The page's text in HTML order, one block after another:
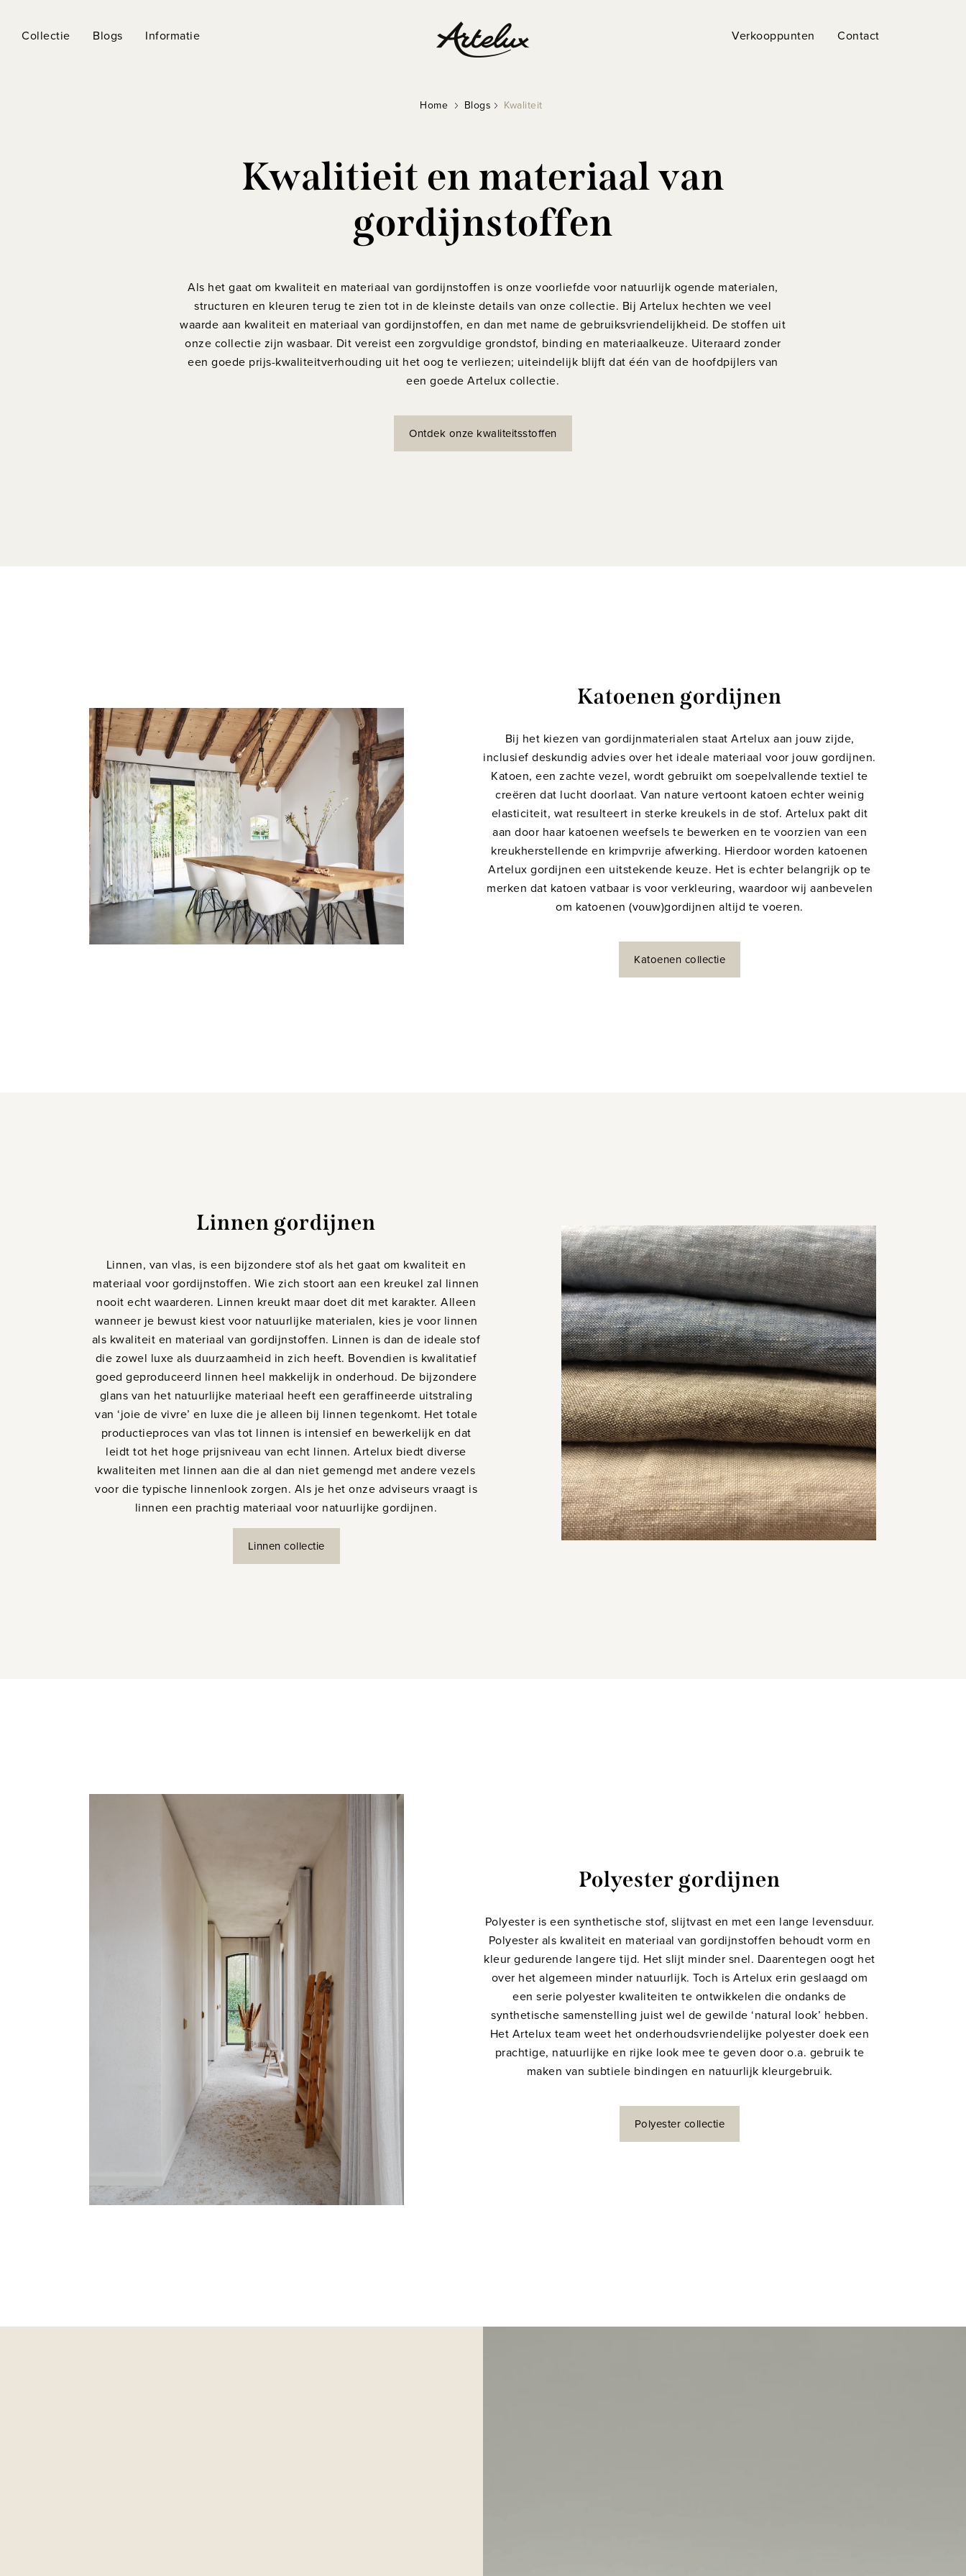
Collectie Blogs Informatie Verkooppunten Contact
Home Blogs Kwaliteit
Kwalitieit en materiaal van
gordijnstoffen
Als het gaat om kwaliteit en materiaal van gordijnstoffen is onze voorliefde voor natuurlijk ogende materialen,
structuren en kleuren terug te zien tot in de kleinste details van onze collectie. Bij Artelux hechten we veel
waarde aan kwaliteit en materiaal van gordijnstoffen, en dan met name de gebruiksvriendelijkheid. De stoffen uit
onze collectie zijn wasbaar. Dit vereist een zorgvuldige grondstof, binding en materiaalkeuze. Uiteraard zonder
een goede prijs-kwaliteitverhouding uit het oog te verliezen; uiteindelijk blijft dat één van de hoofdpijlers van
een goede Artelux collectie.
Ontdek onze kwaliteitsstoffen
Katoenen gordijnen
Bij het kiezen van gordijnmaterialen staat Artelux aan jouw zijde,
inclusief deskundig advies over het ideale materiaal voor jouw gordijnen.
Katoen, een zachte vezel, wordt gebruikt om soepelvallende textiel te
creëren dat lucht doorlaat. Van nature vertoont katoen echter weinig
elasticiteit, wat resulteert in sterke kreukels in de stof. Artelux pakt dit
aan door haar katoenen weefsels te bewerken en te voorzien van een
kreukherstellende en krimpvrije afwerking. Hierdoor worden katoenen
Artelux gordijnen een uitstekende keuze. Het is echter belangrijk op te
merken dat katoen vatbaar is voor verkleuring, waardoor wij aanbevelen
om katoenen (vouw)gordijnen altijd te voeren.
Katoenen collectie
Linnen gordijnen
Linnen, van vlas, is een bijzondere stof als het gaat om kwaliteit en
materiaal voor gordijnstoffen. Wie zich stoort aan een kreukel zal linnen
nooit echt waarderen. Linnen kreukt maar doet dit met karakter. Alleen
wanneer je bewust kiest voor natuurlijke materialen, kies je voor linnen
als kwaliteit en materiaal van gordijnstoffen. Linnen is dan de ideale stof
die zowel luxe als duurzaamheid in zich heeft. Bovendien is kwalitatief
goed geproduceerd linnen heel makkelijk in onderhoud. De bijzondere
glans van het natuurlijke materiaal heeft een geraffineerde uitstraling
van ‘joie de vivre’ en luxe die je alleen bij linnen tegenkomt. Het totale
productieproces van vlas tot linnen is intensief en bewerkelijk en dat
leidt tot het hoge prijsniveau van echt linnen. Artelux biedt diverse
kwaliteiten met linnen aan die al dan niet gemengd met andere vezels
voor die typische linnenlook zorgen. Als je het onze adviseurs vraagt is
linnen een prachtig materiaal voor natuurlijke gordijnen.
Linnen collectie
Polyester gordijnen
Polyester is een synthetische stof, slijtvast en met een lange levensduur.
Polyester als kwaliteit en materiaal van gordijnstoffen behoudt vorm en
kleur gedurende langere tijd. Het slijt minder snel. Daarentegen oogt het
over het algemeen minder natuurlijk. Toch is Artelux erin geslaagd om
een serie polyester kwaliteiten te ontwikkelen die ondanks de
synthetische samenstelling juist wel de gewilde ‘natural look’ hebben.
Het Artelux team weet het onderhoudsvriendelijke polyester doek een
prachtige, natuurlijke en rijke look mee te geven door o.a. gebruik te
maken van subtiele bindingen en natuurlijk kleurgebruik.
Polyester collectie